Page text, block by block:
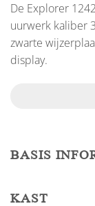
De Explorer
uurwerk kaliber
zwarte
display.
BASIS
KAST